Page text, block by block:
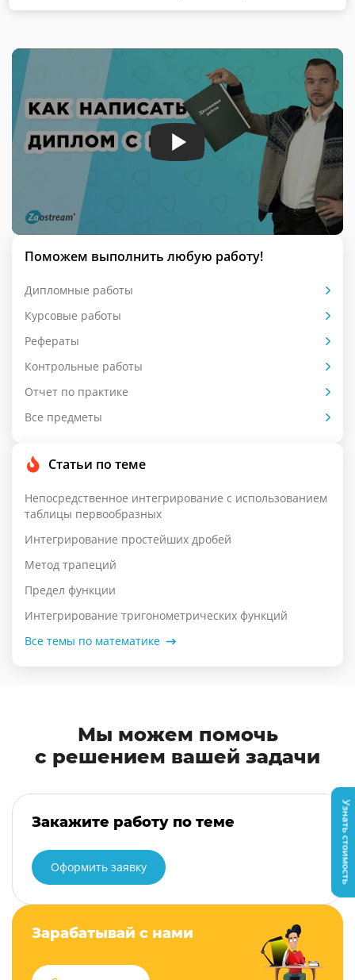
Поможем выполнить любую работу!
Дипломные работы
Курсовые работы
Рефераты
Контрольные работы
Отчет по практике
Все предметы
Статьи по теме
Непосредственное интегрирование с использованием
таблицы первообразных
Интегрирование простейших дробей
Метод трапеций
Предел функции
Интегрирование тригонометрических функций
Все темы по математике
Мы можем помочь
с решением вашей задачи
Закажите работу по теме
Оформить заявку
Зарабатывай с нами
Узнать стоимость